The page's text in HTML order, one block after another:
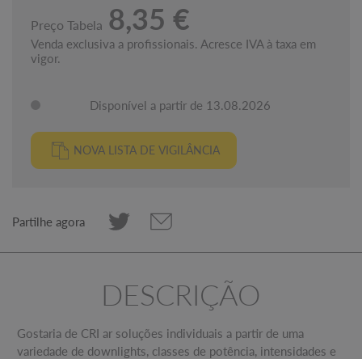
Preço Tabela 8,35 €
Venda exclusiva a profissionais. Acresce IVA à taxa em
vigor.
Disponível a partir de 13.08.2026
NOVA LISTA DE VIGILÂNCIA
Partilhe agora
DESCRIÇÃO
Gostaria de CRI ar soluções individuais a partir de uma
variedade de downlights, classes de potência, intensidades e